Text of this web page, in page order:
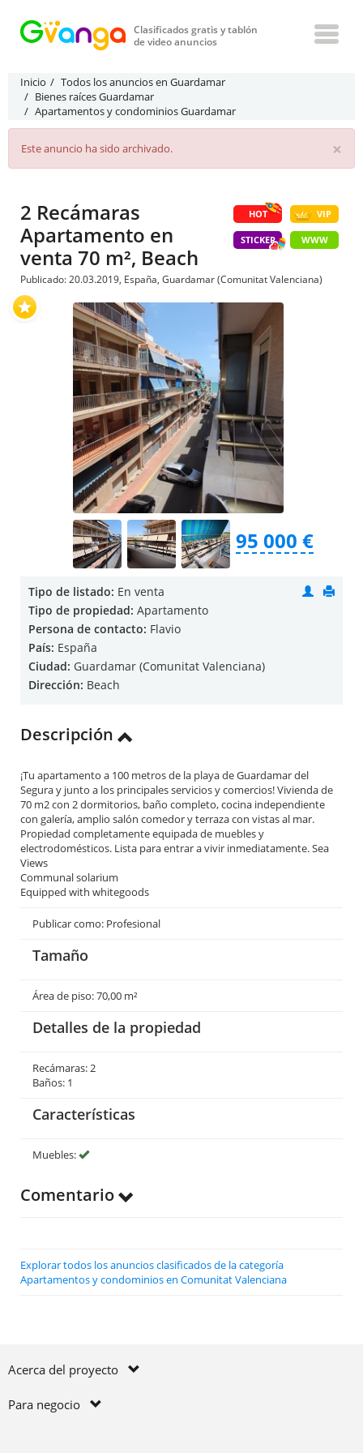
Clasificados gratis y tablón
de video anuncios
Inicio
Todos los anuncios en Guardamar
Bienes raíces Guardamar
Apartamentos y condominios Guardamar
×
Este anuncio ha sido archivado.
HOT VIP
STICKER WWW
2 Recámaras
Apartamento en
venta 70 m², Beach
Publicado: 20.03.2019, España, Guardamar (Comunitat Valenciana)
95 000 €
Tipo de listado: En venta
Tipo de propiedad: Apartamento
Persona de contacto: Flavio
País: España
Ciudad: Guardamar (Comunitat Valenciana)
Dirección: Beach
Descripción
¡Tu apartamento a 100 metros de la playa de Guardamar del
Segura y junto a los principales servicios y comercios! Vivienda de
70 m2 con 2 dormitorios, baño completo, cocina independiente
con galería, amplio salón comedor y terraza con vistas al mar.
Propiedad completamente equipada de muebles y
electrodomésticos. Lista para entrar a vivir inmediatamente. Sea
Views
Communal solarium
Equipped with whitegoods
Publicar como: Profesional
Tamaño
Área de piso: 70,00 m²
Detalles de la propiedad
Recámaras: 2
Baños: 1
Características
Muebles:
Comentario
Explorar todos los anuncios clasificados de la categoría
Apartamentos y condominios en Comunitat Valenciana
Acerca del proyecto
Para negocio